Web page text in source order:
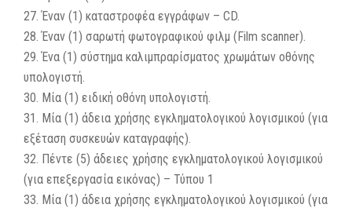
27. Έναν (1) καταστροφέα εγγράφων – CD.
28. Έναν (1) σαρωτή φωτογραφικού φιλμ (Film scanner).
29. Ένα (1) σύστημα καλιμπραρίσματος χρωμάτων οθόνης
υπολογιστή.
30. Μία (1) ειδική οθόνη υπολογιστή.
31. Μία (1) άδεια χρήσης εγκληματολογικού λογισμικού (για
εξέταση συσκευών καταγραφής).
32. Πέντε (5) άδειες χρήσης εγκληματολογικού λογισμικού
(για επεξεργασία εικόνας) – Τύπου 1
33. Μία (1) άδεια χρήσης εγκληματολογικού λογισμικού (για